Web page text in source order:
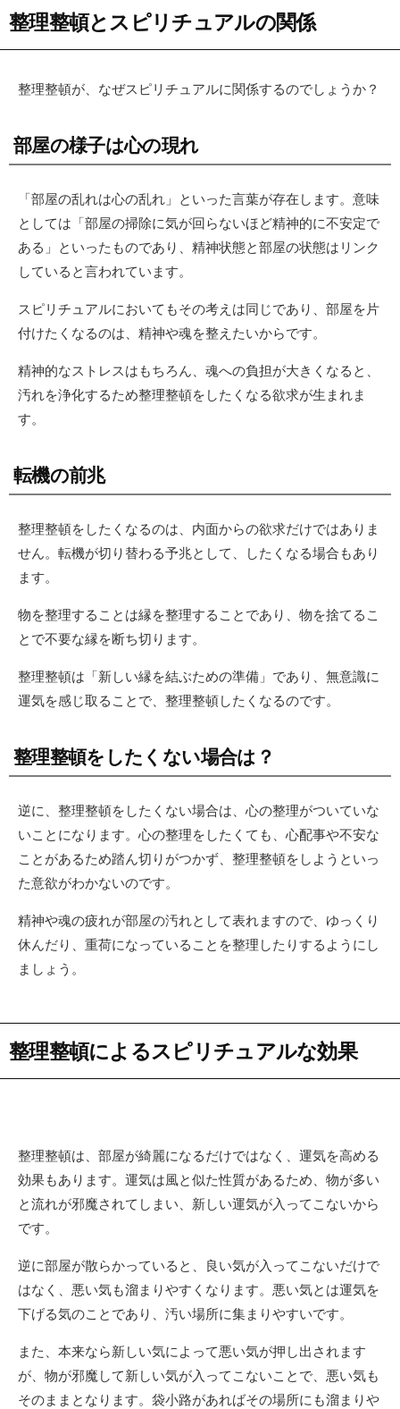
整理整頓とスピリチュアルの関係
整理整頓が、なぜスピリチュアルに関係するのでしょうか？
部屋の様子は心の現れ
「部屋の乱れは心の乱れ」といった言葉が存在します。意味
としては「部屋の掃除に気が回らないほど精神的に不安定で
ある」といったものであり、精神状態と部屋の状態はリンク
していると言われています。
スピリチュアルにおいてもその考えは同じであり、部屋を片
付けたくなるのは、精神や魂を整えたいからです。
精神的なストレスはもちろん、魂への負担が大きくなると、
汚れを浄化するため整理整頓をしたくなる欲求が生まれま
す。
転機の前兆
整理整頓をしたくなるのは、内面からの欲求だけではありま
せん。転機が切り替わる予兆として、したくなる場合もあり
ます。
物を整理することは縁を整理することであり、物を捨てるこ
とで不要な縁を断ち切ります。
整理整頓は「新しい縁を結ぶための準備」であり、無意識に
運気を感じ取ることで、整理整頓したくなるのです。
整理整頓をしたくない場合は？
逆に、整理整頓をしたくない場合は、心の整理がついていな
いことになります。心の整理をしたくても、心配事や不安な
ことがあるため踏ん切りがつかず、整理整頓をしようといっ
た意欲がわかないのです。
精神や魂の疲れが部屋の汚れとして表れますので、ゆっくり
休んだり、重荷になっていることを整理したりするようにし
ましょう。
整理整頓によるスピリチュアルな効果
整理整頓は、部屋が綺麗になるだけではなく、運気を高める
効果もあります。運気は風と似た性質があるため、物が多い
と流れが邪魔されてしまい、新しい運気が入ってこないから
です。
逆に部屋が散らかっていると、良い気が入ってこないだけで
はなく、悪い気も溜まりやすくなります。悪い気とは運気を
下げる気のことであり、汚い場所に集まりやすいです。
また、本来なら新しい気によって悪い気が押し出されます
が、物が邪魔して新しい気が入ってこないことで、悪い気も
そのままとなります。袋小路があればその場所にも溜まりや